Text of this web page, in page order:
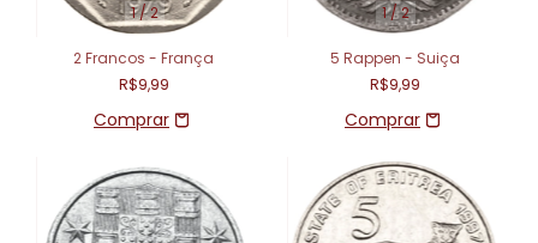
1/2
2 Francos - França
R$9,99
1/2
5 Rappen - Suiça
R$9,99